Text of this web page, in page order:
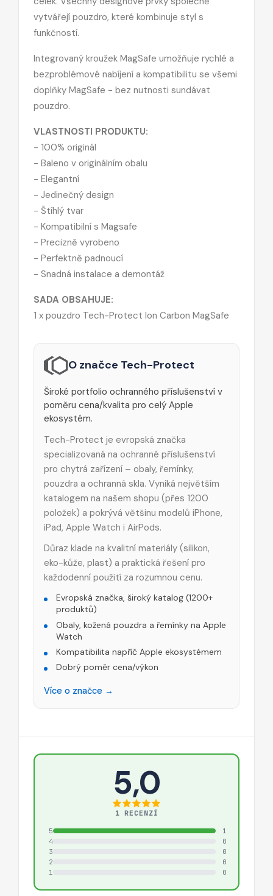
vytvářejí pouzdro, které kombinuje styl s
funkčností.
Integrovaný kroužek MagSafe umožňuje rychlé a
bezproblémové nabíjení a kompatibilitu se všemi
doplňky MagSafe - bez nutnosti sundávat
pouzdro.
VLASTNOSTI PRODUKTU:
- 100% originál
- Baleno v originálním obalu
- Elegantní
- Jedinečný design
- Štíhlý tvar
- Kompatibilní s Magsafe
- Precizně vyrobeno
- Perfektně padnoucí
- Snadná instalace a demontáž
SADA OBSAHUJE:
1 x pouzdro Tech-Protect Ion Carbon MagSafe
O značce Tech-Protect
Široké portfolio ochranného příslušenství v
poměru cena/kvalita pro celý Apple
ekosystém.
Tech-Protect je evropská značka
specializovaná na ochranné příslušenství
pro chytrá zařízení – obaly, řemínky,
pouzdra a ochranná skla. Vyniká největším
katalogem na našem shopu (přes 1200
položek) a pokrývá většinu modelů iPhone,
iPad, Apple Watch i AirPods.
Důraz klade na kvalitní materiály (silikon,
eko-kůže, plast) a praktická řešení pro
každodenní použití za rozumnou cenu.
Evropská značka, široký katalog (1200+
produktů)
Obaly, kožená pouzdra a řemínky na Apple
Watch
Kompatibilita napříč Apple ekosystémem
Dobrý poměr cena/výkon
Více o značce →
5,0
1 RECENZÍ
5
1
4
0
3
0
2
0
1
0